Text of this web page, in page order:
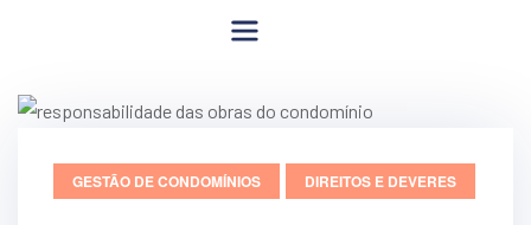
GESTÃO DE CONDOMÍNIOS DIREITOS E DEVERES